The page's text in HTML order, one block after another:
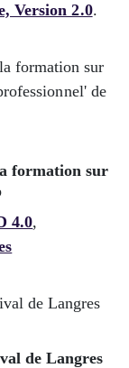
Version 2.0.
formation sur
4.0,
de Langres